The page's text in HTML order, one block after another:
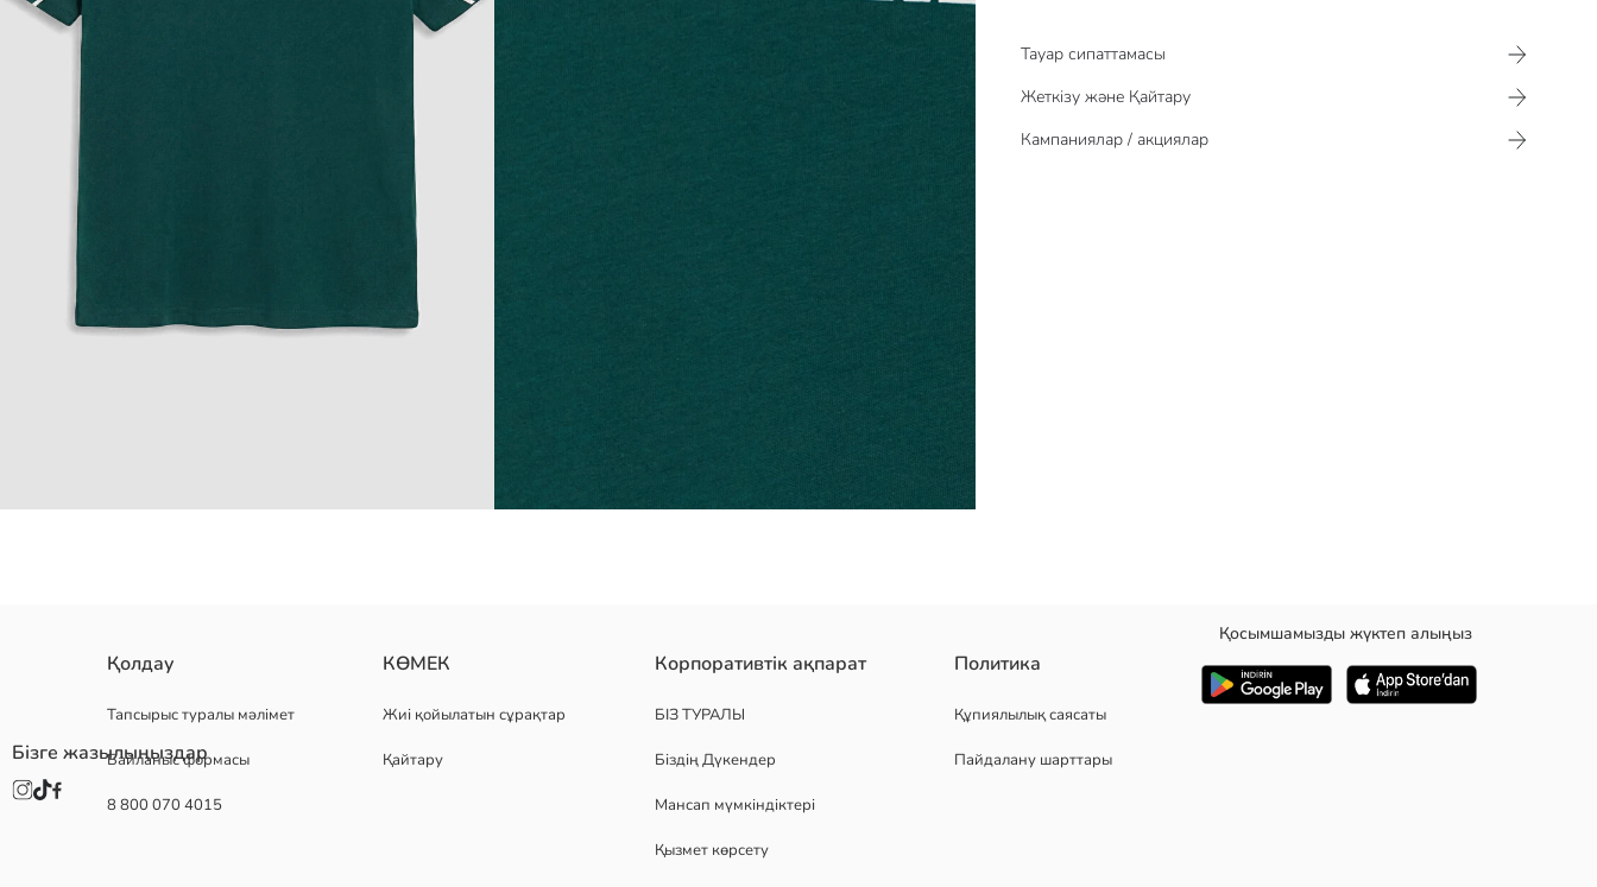
Тауар сипаттамасы​​​​​
Жеткізу және Қайтару
Кампаниялар / акциялар
Бренд:
жыныс:
Қолдау
Тапсырыс туралы мәлімет
Байланыс формасы
8 800 070 4015
КӨМЕК
Жиі қойылатын сұрақтар
Қайтару
Корпоративтік ақпарат
БІЗ ТУРАЛЫ
Біздің Дүкендер
Мансап мүмкіндіктері
Қызмет көрсету
Политика
Құпиялылық саясаты
Пайдалану шарттары
Қосымшамызды жүктеп алыңыз
Бізге жазылыңыздар